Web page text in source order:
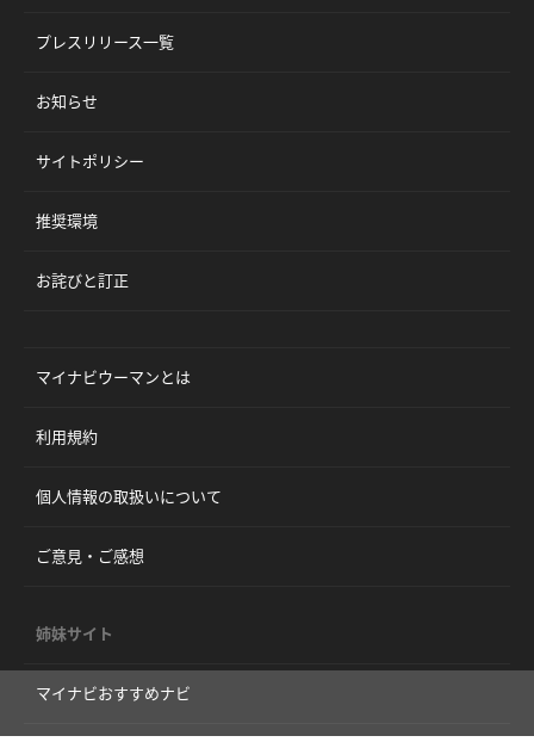
プレスリリース一覧
お知らせ
サイトポリシー
推奨環境
お詫びと訂正
マイナビウーマンとは
利用規約
個人情報の取扱いについて
ご意見・ご感想
姉妹サイト
マイナビおすすめナビ